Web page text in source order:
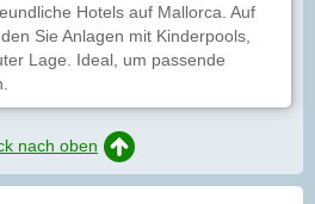
Hotels auf Mallorca. Auf
Sie Anlagen mit Kinderpools,
Lage. Ideal, um passende
nach oben